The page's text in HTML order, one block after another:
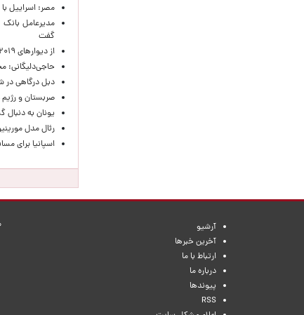
مصر: اسراییل
مدیرعامل بانک
گفت
از دیوارهای ۲۰۱۹ تا پیمان مکه
حاجی‌دلیگانی:
دبل درگاهی در
صربستان و رژیم
یونان به
رئال مدل
اسپانیا برای
آرشیو
آخرین خبرها
ارتباط با ما
درباره ما
پیوندها
RSS